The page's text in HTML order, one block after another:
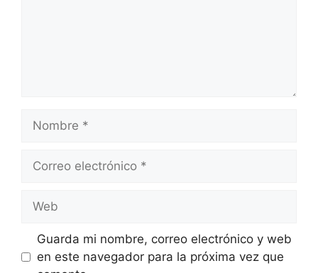
Nombre
Correo
Web
Guarda mi nombre, correo electrónico y web
en este navegador para la próxima vez que